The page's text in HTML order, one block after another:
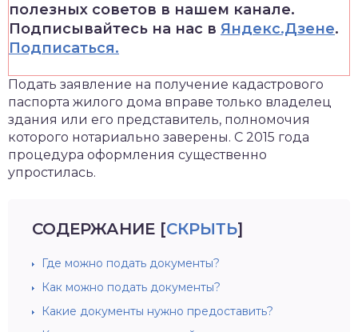
полезных советов в нашем канале.
Подписывайтесь на нас в Яндекс.Дзене.
Подписаться.
Подать заявление на получение кадастрового
паспорта жилого дома вправе только владелец
здания или его представитель, полномочия
которого нотариально заверены. С 2015 года
процедура оформления существенно
упростилась.
СОДЕРЖАНИЕ [СКРЫТЬ]
Где можно подать документы?
Как можно подать документы?
Какие документы нужно предоставить?